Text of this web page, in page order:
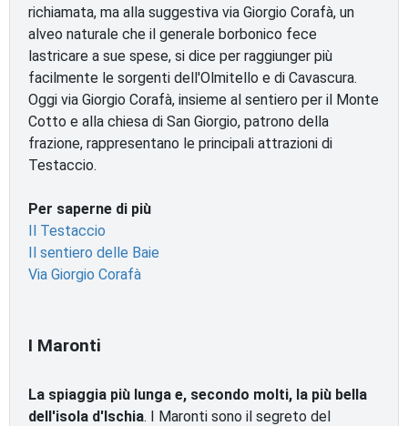
richiamata, ma alla suggestiva via Giorgio Corafà, un
alveo naturale che il generale borbonico fece
lastricare a sue spese, si dice per raggiunger più
facilmente le sorgenti dell'Olmitello e di Cavascura.
Oggi via Giorgio Corafà, insieme al sentiero per il Monte
Cotto e alla chiesa di San Giorgio, patrono della
frazione, rappresentano le principali attrazioni di
Testaccio.
Per saperne di più
Il Testaccio
Il sentiero delle Baie
Via Giorgio Corafà
I Maronti
La spiaggia più lunga e, secondo molti, la più bella
dell'isola d'Ischia. I Maronti sono il segreto del